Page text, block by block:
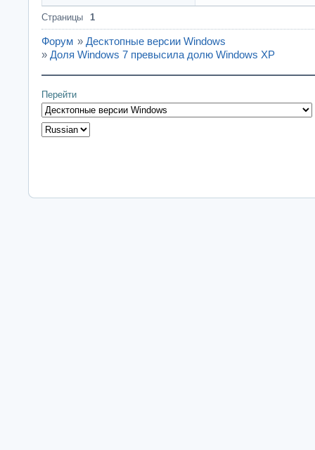
Страницы 1
Форум » Десктопные версии Windows
» Доля Windows 7 превысила долю Windows XP
Перейти